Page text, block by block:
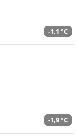
-1,1 °C
-1,9 °C